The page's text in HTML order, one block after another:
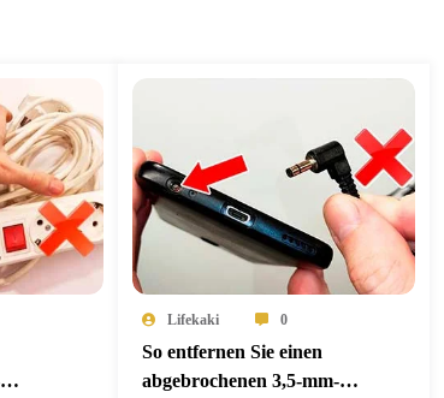
Lifekaki 0
So entfernen Sie einen
abgebrochenen 3,5-mm-